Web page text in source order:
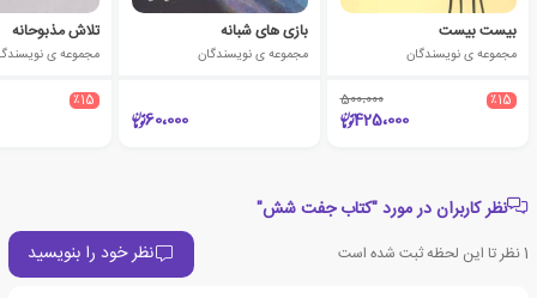
بیست بیست
مجموعه ی نویسندگان
٪15 500،000
425،000
بازی های شبانه
مجموعه ی نویسندگان
60،000
تلاش مذبوحانه
مجموعه ی
٪15
نظر کاربران در مورد "کتاب جفت شش"
1نظر تا این لحظه ثبت شده است نظر خود را بنویسید